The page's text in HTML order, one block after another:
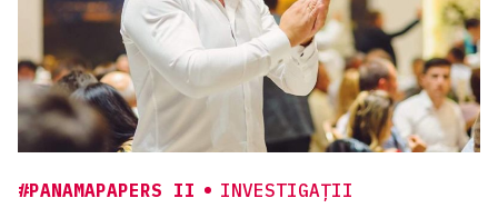
#PANAMAPAPERS II INVESTIGAȚII